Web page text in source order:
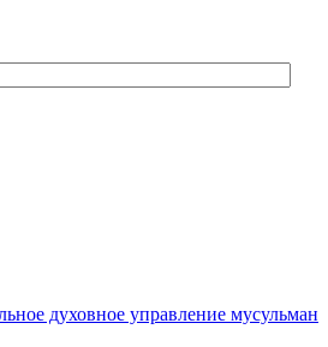
духовное управление мусульман